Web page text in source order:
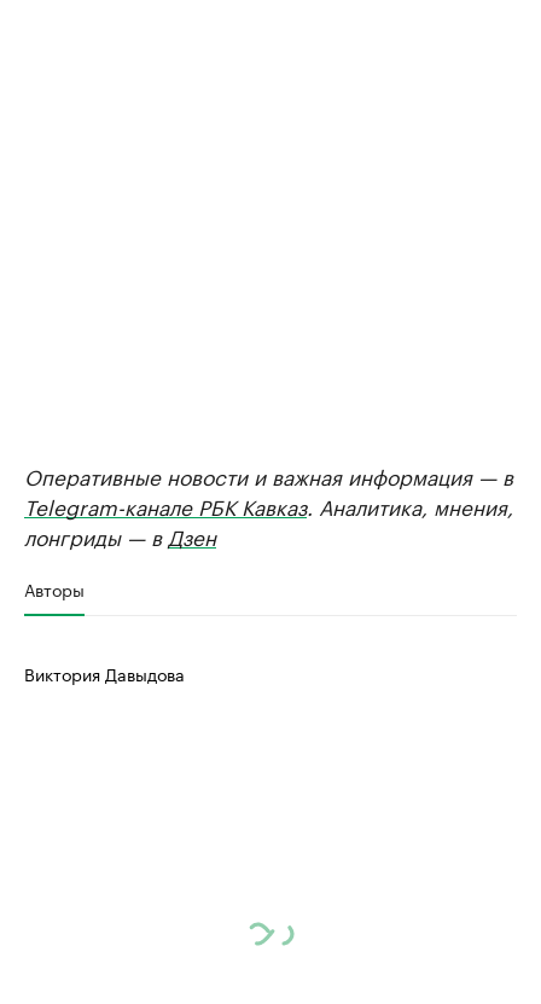
Оперативные новости и важная информация — в
Telegram-канале РБК Кавказ. Аналитика, мнения,
лонгриды — в Дзен
Авторы
Виктория Давыдова